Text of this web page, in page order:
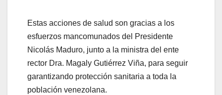
Estas acciones de salud son gracias a los
esfuerzos mancomunados del Presidente
Nicolás Maduro, junto a la ministra del ente
rector Dra. Magaly Gutiérrez Viña, para seguir
garantizando protección sanitaria a toda la
población venezolana.